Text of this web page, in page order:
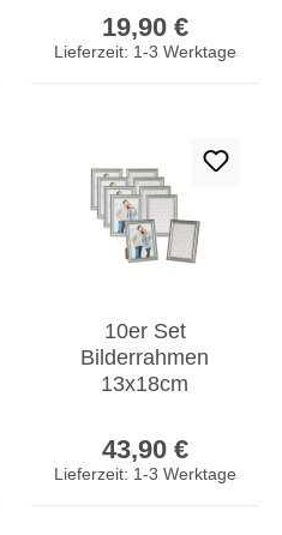
Fotorahmen
Galerie
19,90 €
Lieferzeit: 1-3 Werktage
10er Set
Bilderrahmen
13x18cm
Antik
Portraitrahmen
43,90 €
Lieferzeit: 1-3 Werktage